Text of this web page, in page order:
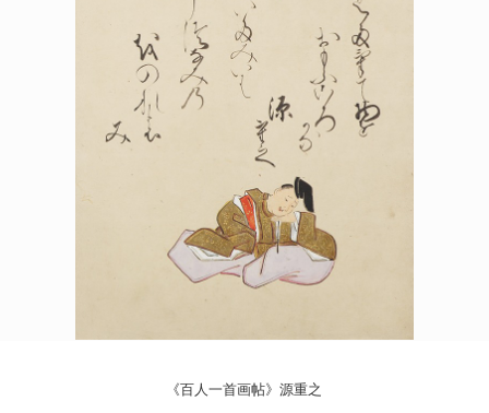
POLICY COMPANY
《百人一首画帖》源重之